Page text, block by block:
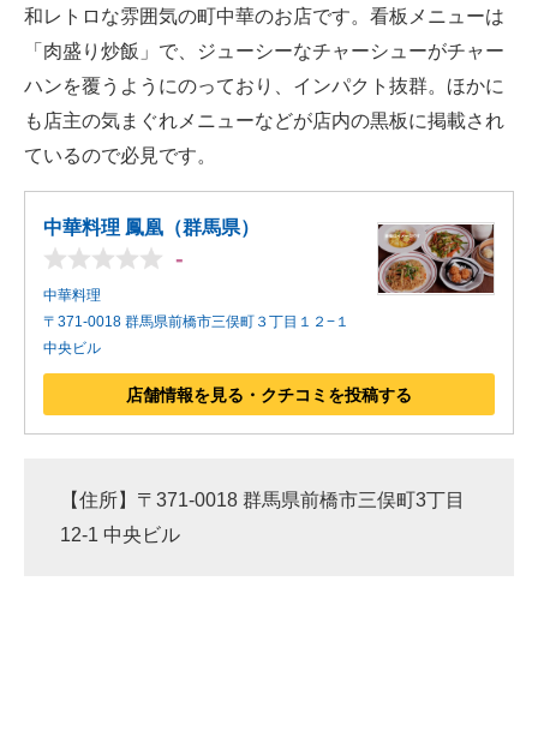
和レトロな雰囲気の町中華のお店です。看板メニューは
「肉盛り炒飯」で、ジューシーなチャーシューがチャー
ハンを覆うようにのっており、インパクト抜群。ほかに
も店主の気まぐれメニューなどが店内の黒板に掲載され
ているので必見です。
中華料理 鳳凰（群馬県）
-
中華料理
〒371-0018 群馬県前橋市三俣町３丁目１２−１
中央ビル
店舗情報を見る・クチコミを投稿する
【住所】〒371-0018 群馬県前橋市三俣町3丁目
12-1 中央ビル